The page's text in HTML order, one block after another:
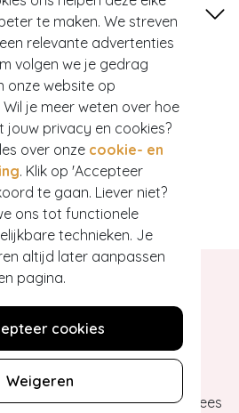
te maken. We streven
relevante advertenties
volgen we je gedrag
onze website op
je meer weten over hoe
jouw privacy en cookies?
over onze cookie- en
. Klik op 'Accepteer
te gaan. Liever niet?
ons tot functionele
technieken. Je
altijd later aanpassen
pagina.
cookies
Weigeren
Brigitte Bardot
Lange mouw PinUp
Vestjes Banned Retro
gorgeous
hulp nodig bij je bestelling? Lees